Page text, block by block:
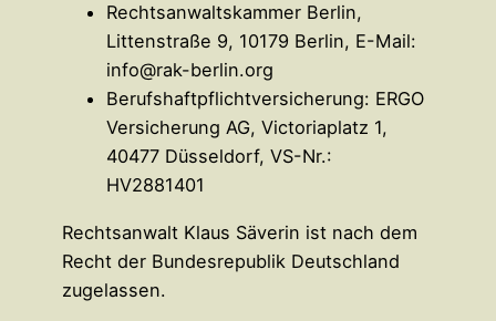
Rechtsanwaltskammer Berlin,
Littenstraße 9, 10179 Berlin, E-Mail:
info@rak-berlin.org
Berufshaftpflichtversicherung: ERGO
Versicherung AG, Victoriaplatz 1,
40477 Düsseldorf, VS-Nr.:
HV2881401
Rechtsanwalt Klaus Säverin ist nach dem
Recht der Bundesrepublik Deutschland
zugelassen.